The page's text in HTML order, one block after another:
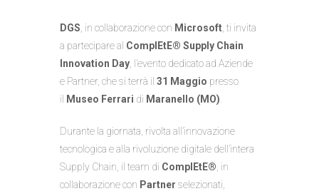
DGS, in collaborazione con Microsoft, ti invita
a partecipare al ComplEtE® Supply Chain
Innovation Day, l’evento dedicato ad Aziende
e Partner, che si terrà il 31 Maggio presso
il
Museo Ferrari di Maranello (MO).
Durante la giornata, rivolta all’innovazione
tecnologica e alla rivoluzione digitale dell’intera
Supply Chain, il team di ComplEtE®, in
collaborazione con Partner selezionati,